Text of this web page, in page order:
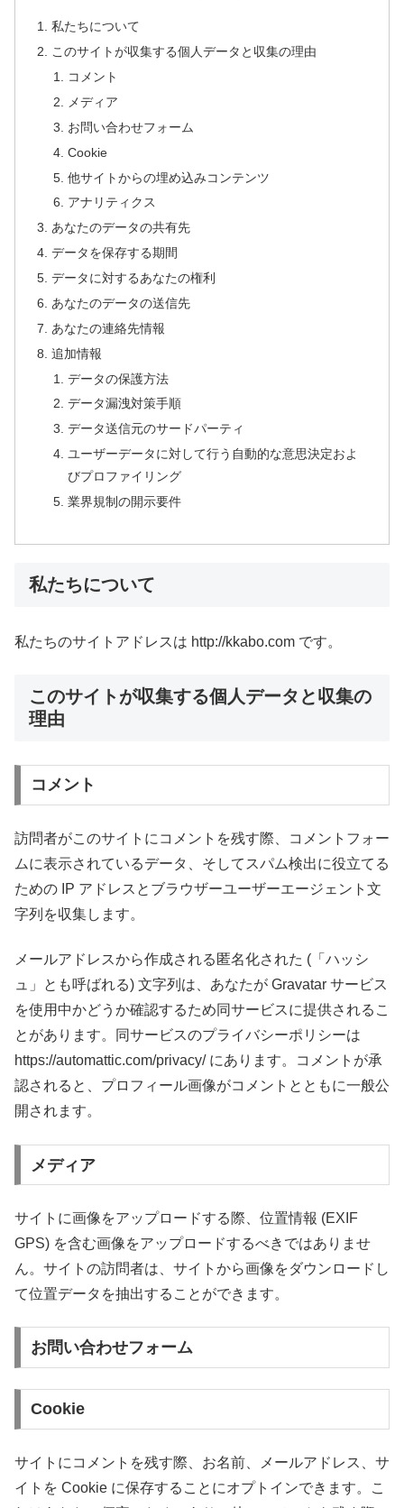
私たちについて
このサイトが収集する個人データと収集の理由
コメント
メディア
お問い合わせフォーム
Cookie
他サイトからの埋め込みコンテンツ
アナリティクス
あなたのデータの共有先
データを保存する期間
データに対するあなたの権利
あなたのデータの送信先
あなたの連絡先情報
追加情報
データの保護方法
データ漏洩対策手順
データ送信元のサードパーティ
ユーザーデータに対して行う自動的な意思決定およ
びプロファイリング
業界規制の開示要件
私たちについて
私たちのサイトアドレスは http://kkabo.com です。
このサイトが収集する個人データと収集の
理由
コメント
訪問者がこのサイトにコメントを残す際、コメントフォー
ムに表示されているデータ、そしてスパム検出に役立てる
ための IP アドレスとブラウザーユーザーエージェント文
字列を収集します。
メールアドレスから作成される匿名化された (「ハッシ
ュ」とも呼ばれる) 文字列は、あなたが Gravatar サービス
を使用中かどうか確認するため同サービスに提供されるこ
とがあります。同サービスのプライバシーポリシーは
https://automattic.com/privacy/ にあります。コメントが承
認されると、プロフィール画像がコメントとともに一般公
開されます。
メディア
サイトに画像をアップロードする際、位置情報 (EXIF
GPS) を含む画像をアップロードするべきではありませ
ん。サイトの訪問者は、サイトから画像をダウンロードし
て位置データを抽出することができます。
お問い合わせフォーム
Cookie
サイトにコメントを残す際、お名前、メールアドレス、サ
イトを Cookie に保存することにオプトインできます。こ